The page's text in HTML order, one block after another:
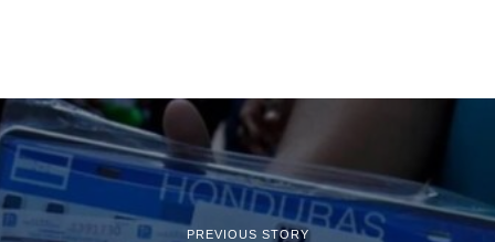
e
2
0
2
4
PREVIOUS STORY